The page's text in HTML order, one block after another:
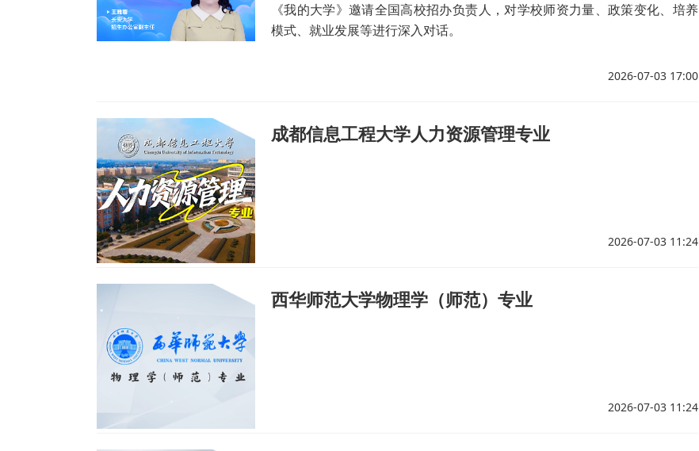
《我的大学》邀请全国高校招办负责人，对学校师资力量、政策变化、培养
模式、就业发展等进行深入对话。
2026-07-03 17:00
成都信息工程大学人力资源管理专业
2026-07-03 11:24
西华师范大学物理学（师范）专业
2026-07-03 11:24